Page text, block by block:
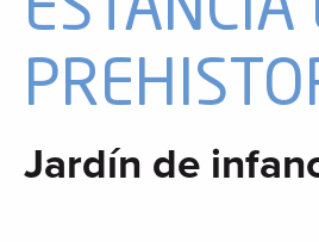
ESTANCIA
Jardín de